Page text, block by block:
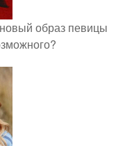
образ певицы